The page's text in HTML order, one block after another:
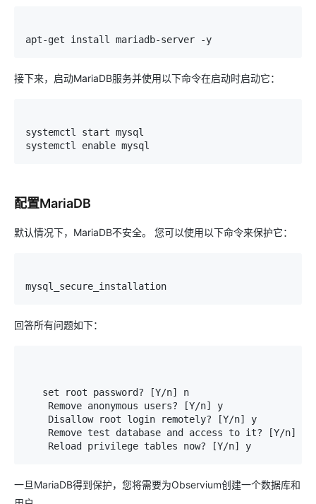
apt-get install mariadb-server -y
接下来，启动MariaDB服务并使用以下命令在启动时启动它：
systemctl start mysql
systemctl enable mysql
配置MariaDB
默认情况下，MariaDB不安全。 您可以使用以下命令来保护它：
mysql_secure_installation
回答所有问题如下：
set root password? [Y/n]
n
Remove anonymous users? [Y/n]
y
Disallow root login remotely? [Y/n]
y
Remove test database and access to it? [Y/n]
Reload privilege tables now? [Y/n] y
一旦MariaDB得到保护，您将需要为Observium创建一个数据库和